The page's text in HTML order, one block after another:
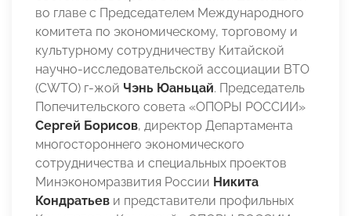
во главе с Председателем Международного
комитета по экономическому, торговому и
культурному сотрудничеству Китайской
научно-исследовательской ассоциации ВТО
(CWTO) г-жой Чэнь Юаньцай. Председатель
Попечительского совета «ОПОРЫ РОССИИ»
Сергей Борисов, директор Департамента
многостороннего экономического
сотрудничества и специальных проектов
Минэкономразвития России Никита
Кондратьев и представители профильных